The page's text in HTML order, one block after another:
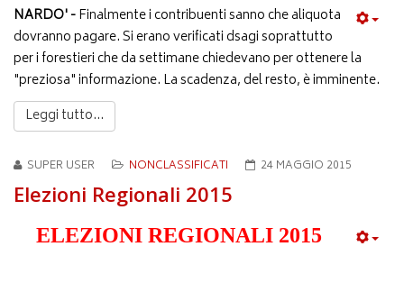
NARDO' -Finalmente i contribuenti sanno che aliquota
dovranno pagare. Si erano verificati dsagi soprattutto
per i forestieri che da settimane chiedevano per ottenere la
"preziosa" informazione. La scadenza, del resto, è imminente.
Leggi tutto...
SUPER USER NONCLASSIFICATI 24 MAGGIO 2015
Elezioni Regionali 2015
ELEZIONI REGIONALI 2015